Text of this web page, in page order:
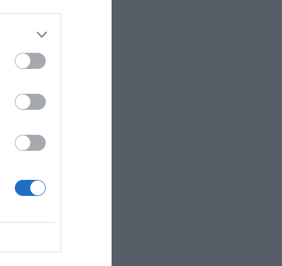
Δύσης,